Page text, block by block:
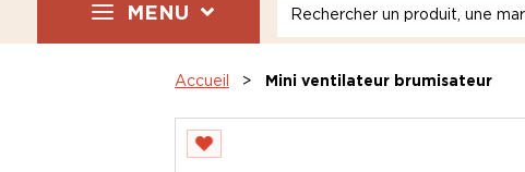
MENU
Accueil Mini ventilateur brumisateur